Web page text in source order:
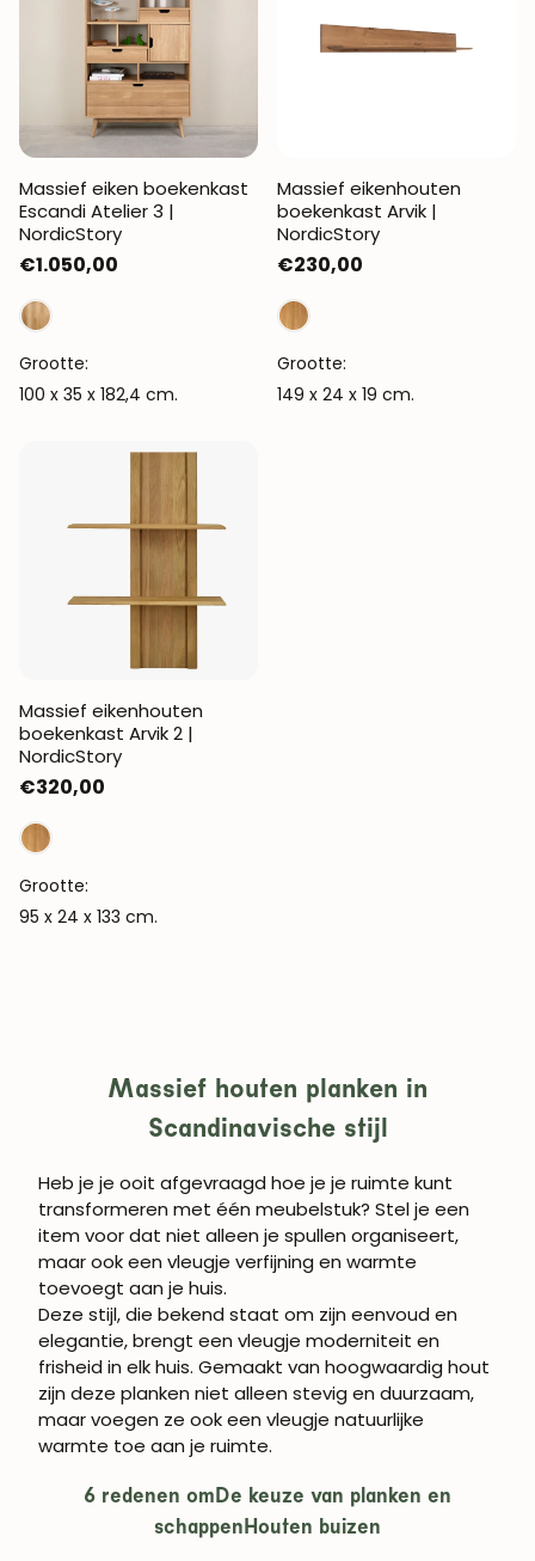
Massief eiken boekenkast
Escandi Atelier 3 |
NordicStory
Normale
prijs
€1.050,00
Grootte:
100 x 35 x 182,4 cm.
Massief eikenhouten
boekenkast Arvik |
NordicStory
Normale
prijs
€230,00
Grootte:
149 x 24 x 19 cm.
Massief eikenhouten
boekenkast Arvik 2 |
NordicStory
Normale
prijs
€320,00
Grootte:
95 x 24 x 133 cm.
Massief houten planken in
Scandinavische stijl
Heb je je ooit afgevraagd hoe je je ruimte kunt
transformeren met één meubelstuk? Stel je een
item voor dat niet alleen je spullen organiseert,
maar ook een vleugje verfijning en warmte
toevoegt aan je huis.
Deze stijl, die bekend staat om zijn eenvoud en
elegantie, brengt een vleugje moderniteit en
frisheid in elk huis. Gemaakt van hoogwaardig hout
zijn deze planken niet alleen stevig en duurzaam,
maar voegen ze ook een vleugje natuurlijke
warmte toe aan je ruimte.
6 redenen omDe keuze van planken en
schappenHouten buizen